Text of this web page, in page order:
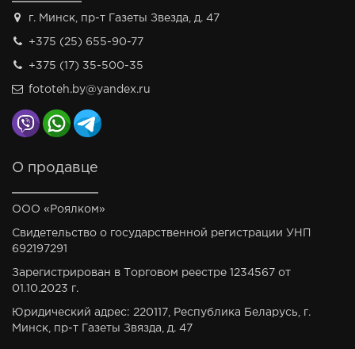
г. Минск, пр-т Газеты Звезда, д. 47
+375 (25) 655-90-77
+375 (17) 35-500-35
fototeh.by@yandex.ru
О продавце
ООО «Роялком»
Свидетельство о государственной регистрации УНП
692197291
Зарегистрирован в Торговом реестре 1234567 от
01.10.2023 г.
Юридический адрес: 220117, Республика Беларусь, г.
Минск, пр-т Газеты Звязда, д. 47